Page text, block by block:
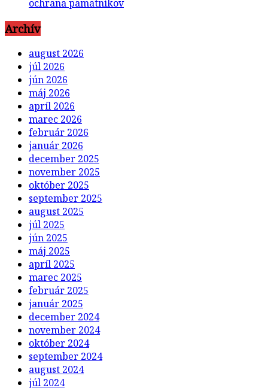
ochrana pamätníkov
Archív
august 2026
júl 2026
jún 2026
máj 2026
apríl 2026
marec 2026
február 2026
január 2026
december 2025
november 2025
október 2025
september 2025
august 2025
júl 2025
jún 2025
máj 2025
apríl 2025
marec 2025
február 2025
január 2025
december 2024
november 2024
október 2024
september 2024
august 2024
júl 2024